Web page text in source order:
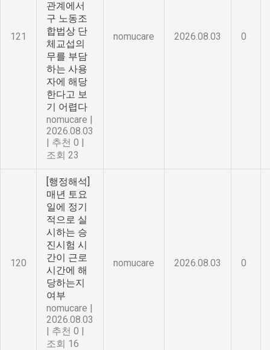
121
관계에서
구 노동조
합법상 단
체교섭의
무를 부담
하는 사용
자에 해당
한다고 보
기 어렵다
nomucare |
2026.08.03
| 추천 0 |
조회 23
nomucare 2026.08.03 0
120
[행정해석]
매년 토요
일에 정기
적으로 실
시하는 승
진시험 시
간이 근로
시간에 해
당하는지
여부
nomucare |
2026.08.03
| 추천 0 |
조회 16
nomucare 2026.08.03 0